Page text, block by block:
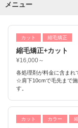
メニュー
カット 縮毛矯正
縮毛矯正+カット
¥16,000～
各処理剤が料金に含まれ
☆肩下10cmで毛先まで
す。
カット カラー